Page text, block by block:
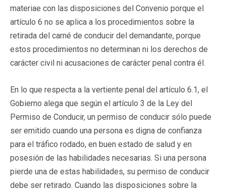
materiae con las disposiciones del Convenio porque el
artículo 6 no se aplica a los procedimientos sobre la
retirada del carné de conducir del demandante, porque
estos procedimientos no determinan ni los derechos de
carácter civil ni acusaciones de carácter penal contra él.
En lo que respecta a la vertiente penal del artículo 6.1, el
Gobierno alega que según el artículo 3 de la Ley del
Permiso de Conducir, un permiso de conducir sólo puede
ser emitido cuando una persona es digna de confianza
para el tráfico rodado, en buen estado de salud y en
posesión de las habilidades necesarias. Si una persona
pierde una de estas habilidades, su permiso de conducir
debe ser retirado. Cuando las disposiciones sobre la